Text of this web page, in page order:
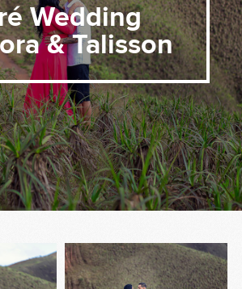
Wedding
& Talisson